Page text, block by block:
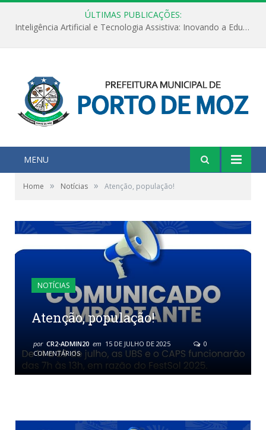
ÚLTIMAS PUBLICAÇÕES:
Inteligência Artificial e Tecnologia Assistiva: Inovando a Educação Especial e Inclusiva
MENU
Home » Notícias » Atenção, população!
NOTÍCIAS
Atenção, população!
por CR2-ADMIN20 em 15 DE JULHO DE 2025
0
COMENTÁRIOS